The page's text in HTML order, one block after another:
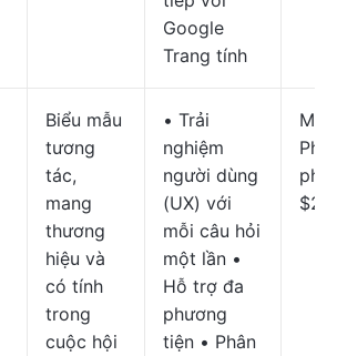
Google
Trang tính
Biểu mẫu
tương
tác,
mang
thương
hiệu và
có tính
trong
cuộc hội
• Trải
nghiệm
người dùng
(UX) với
mỗi câu hỏi
một lần •
Hỗ trợ đa
phương
tiện • Phân
phí